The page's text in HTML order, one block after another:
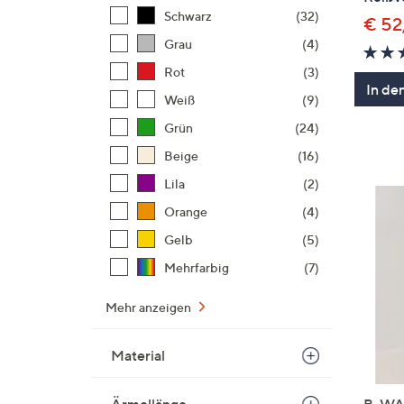
Schwarz
(32)
Grau
(4)
Rot
(3)
Weiß
(9)
Grün
(24)
Beige
(16)
Lila
(2)
Orange
(4)
Gelb
(5)
Mehrfarbig
(7)
Mehr anzeigen
Material
€
In